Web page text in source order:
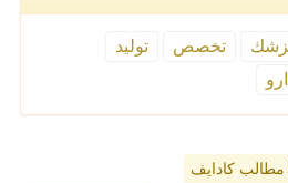
تخصص
تولید
مطالب کادایف